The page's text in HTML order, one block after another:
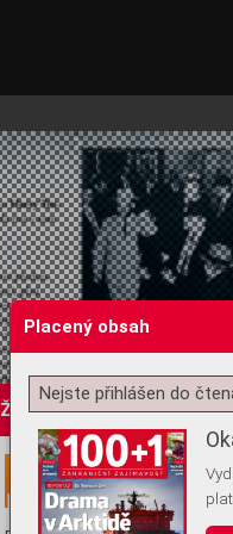
Žádost o souhlas s
Placený obsah
Nejste přihlášen do